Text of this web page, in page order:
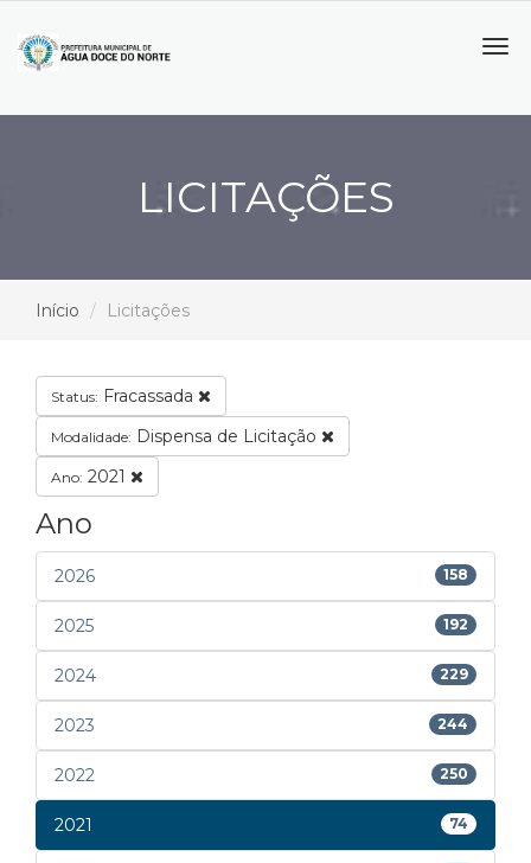
LICITAÇÕES
Início Licitações
Status: Fracassada
Modalidade: Dispensa de Licitação
Ano: 2021
Ano
2026 158
2025 192
2024 229
2023 244
2022 250
2021 74